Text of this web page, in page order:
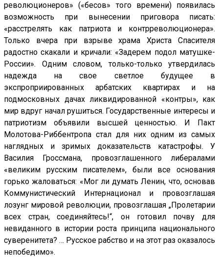
революционеров» («бесов» того времени) появилась
возможность при вынесении приговора писать:
«расстрелять как патриота и контрреволюционера».
Только вчера при взрыве храма Христа Спасителя
радостно скакали и кричали: «Задерем подол матушке-
России». Одним словом, только-только утвердилась
надежда на свое светлое будущее в
экспроприированных арбатских квартирах и на
подмосковных дачах ликвидированной «контры», как
мир вдруг начал рушиться. Государственные интересы и
патриотизм объявили высшей ценностью. И Пакт
Молотова-Риббентропа стал для них одним из самых
наглядных и зримых доказательств катастрофы. У
Василия Гроссмана, провозглашенного либералами
«великим русским писателем», были все основания
горько жаловаться: «Мог ли думать Ленин, что, основав
Коммунистический Интернационал и провозглашая
лозунг мировой революции, провозглашая „Пролетарии
всех стран, соединяйтесь!“, он готовил почву для
невиданного в истории роста принципа национального
суверенитета? … Русское рабство и на этот раз оказалось
непобедимо».